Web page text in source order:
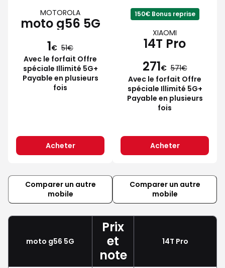
MOTOROLA
moto g56 5G
1€ 51
Avec le forfait Offre
spéciale Illimité 5G+
Payable en plusieurs
fois
Acheter
150€ Bonus reprise
XIAOMI
14T Pro
271€ 571
Avec le forfait Offre
spéciale Illimité 5G+
Payable en plusieurs
fois
Acheter
Comparer un autre
mobile
Comparer un autre
mobile
moto g56 5G
Prix
et
note
14T Pro